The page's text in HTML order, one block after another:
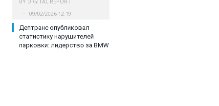
09/02/2026 12:19
Дептранс опубликовал
статистику нарушителей
парковки: лидерство за BMW